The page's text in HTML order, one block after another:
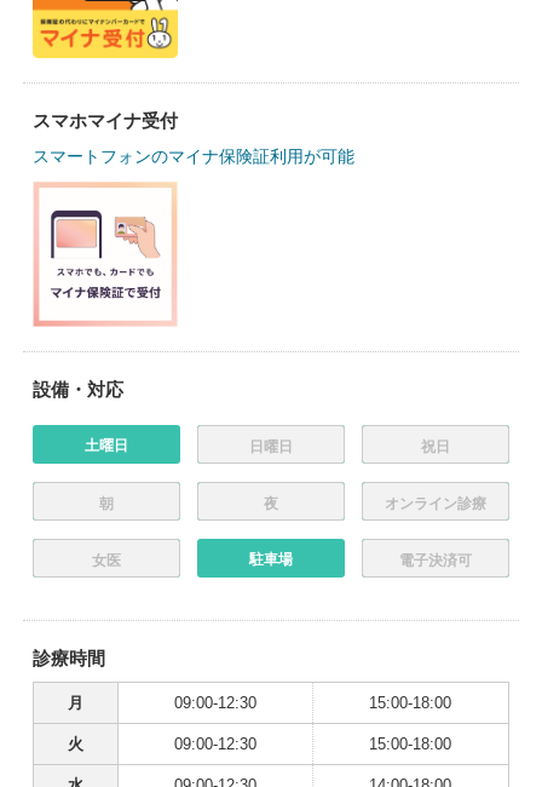
スマホマイナ受付
スマートフォンのマイナ保険証利用が可能
設備・対応
土曜日 日曜日 祝日
朝 夜 オンライン診療
女医 駐車場 電子決済可
診療時間
月 09:00-12:30 15:00-18:00
火 09:00-12:30 15:00-18:00